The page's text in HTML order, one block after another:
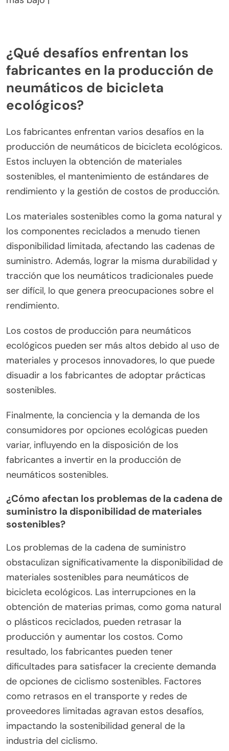
| Rendimiento de Tracción | Moderado | Alto |
| Longevidad | Vida útil más corta | Vida útil más
larga |
| Costo | Generalmente más alto | Generalmente
más bajo |
¿Qué desafíos enfrentan los
fabricantes en la producción de
neumáticos de bicicleta
ecológicos?
Los fabricantes enfrentan varios desafíos en la
producción de neumáticos de bicicleta ecológicos.
Estos incluyen la obtención de materiales
sostenibles, el mantenimiento de estándares de
Los materiales sostenibles como la goma natural y
los componentes reciclados a menudo tienen
disponibilidad limitada, afectando las cadenas de
suministro. Además, lograr la misma durabilidad y
ser difícil, lo que genera preocupaciones sobre el
rendimiento.
ecológicos pueden ser más altos debido al uso de
materiales y procesos innovadores, lo que puede
disuadir a los fabricantes de adoptar prácticas
sostenibles.
Finalmente, la conciencia y la demanda de los
consumidores por opciones ecológicas pueden
variar, influyendo en la disposición de los
fabricantes a invertir en la producción de
neumáticos sostenibles.
¿Cómo afectan los problemas de la cadena de
suministro la disponibilidad de materiales
sostenibles?